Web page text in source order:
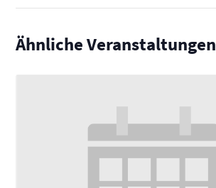
Ähnliche Veranstaltungen